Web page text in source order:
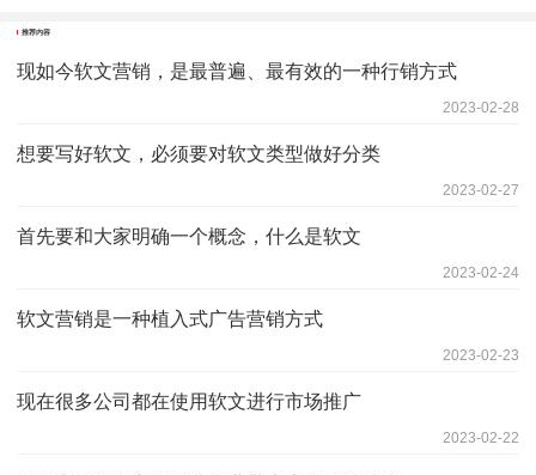
推荐内容
现如今软文营销，是最普遍、最有效的一种行销方式
2023-02-28
想要写好软文，必须要对软文类型做好分类
2023-02-27
首先要和大家明确一个概念，什么是软文
2023-02-24
软文营销是一种植入式广告营销方式
2023-02-23
现在很多公司都在使用软文进行市场推广
2023-02-22